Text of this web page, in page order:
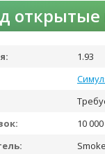
1.93
10